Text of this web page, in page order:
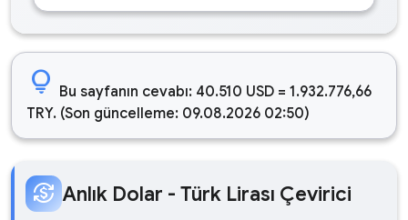
lightbulb Bu sayfanın cevabı: 40.510 USD = 1.932.776,66
TRY. (Son güncelleme: 09.08.2026 02:50)
currency_exchange Anlık Dolar - Türk Lirası Çevirici